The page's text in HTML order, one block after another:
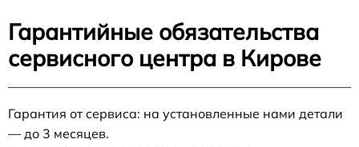
Гарантийные обязательства
сервисного центра в Кирове
Гарантия от сервиса: на установленные нами детали
— до 3 месяцев.